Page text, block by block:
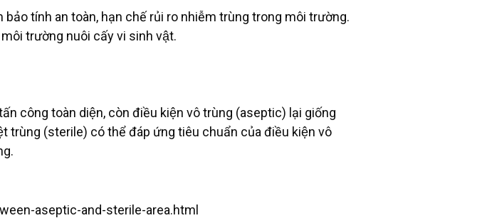
tính an toàn, hạn chế rủi ro nhiễm trùng trong môi trường.
trường nuôi cấy vi sinh vật.
công toàn diện, còn điều kiện vô trùng (aseptic) lại giống
trùng (sterile) có thể đáp ứng tiêu chuẩn của điều kiện vô
aseptic-and-sterile-area.html